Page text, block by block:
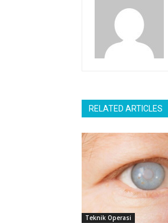
RELATED ARTICLES
Teknik Operasi